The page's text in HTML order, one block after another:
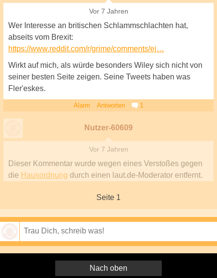
Vor 7 Jahren
Wer Interesse an britischen Schlammschlachten hat,
abseits vom Brexit:
https://www.reddit.com/r/grime/comments/ej…
Wirkt auf mich, als würde besonders Wiley sich nicht von
seiner besten Seite zeigen. Seine Tweets haben was
Fler'eskes.
Alarm Antworten 1
Nutzer-60609
Vor 7 Jahren
Dieser Kommentar wurde wegen eines Verstoßes gegen
die Hausordnung durch einen laut.de-Moderator entfernt.
Seite 1
Nach oben